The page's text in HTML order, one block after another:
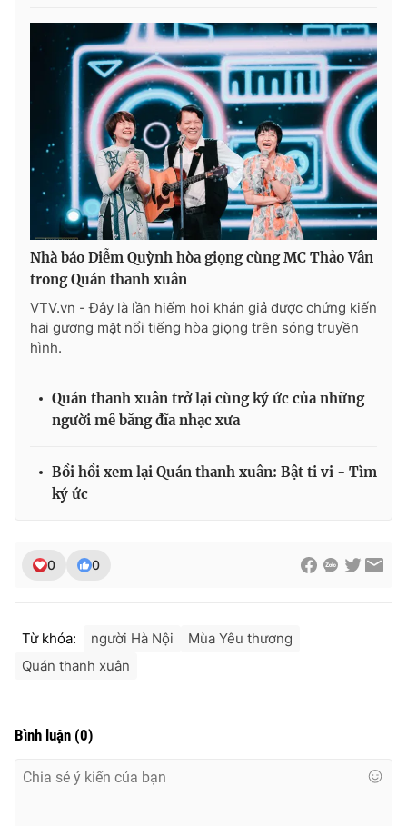
Nhà báo Diễm Quỳnh hòa giọng cùng MC Thảo Vân
trong Quán thanh xuân
VTV.vn - Đây là lần hiếm hoi khán giả được chứng kiến
hai gương mặt nổi tiếng hòa giọng trên sóng truyền
hình.
Quán thanh xuân trở lại cùng ký ức của những
người mê băng đĩa nhạc xưa
Bồi hồi xem lại Quán thanh xuân: Bật ti vi - Tìm
ký ức
0 0
Từ khóa: người Hà Nội
Mùa Yêu thương
Quán thanh xuân
Bình luận (0)